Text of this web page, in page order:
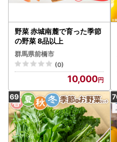
野菜 赤城南麓で育った季節
の野菜 8品以上
群馬県前橋市
(0)
10,000